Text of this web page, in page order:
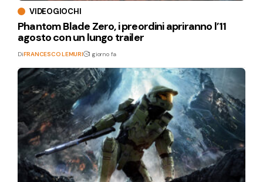
VIDEOGIOCHI
Phantom Blade Zero, i preordini apriranno l’11
agosto con un lungo trailer
DiFRANCESCO LEMURI 1 giorno fa